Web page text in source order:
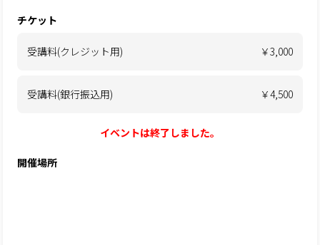
チケット
受講料(クレジット用) ￥3,000
受講料(銀行振込用) ￥4,500
イベントは終了しました。
開催場所